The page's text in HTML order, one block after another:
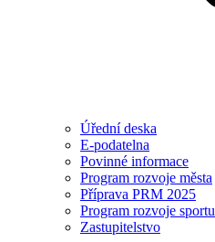
Úřední deska
E-podatelna
Povinné informace
Program rozvoje města
Příprava PRM 2025
Program rozvoje sportu
Zastupitelstvo